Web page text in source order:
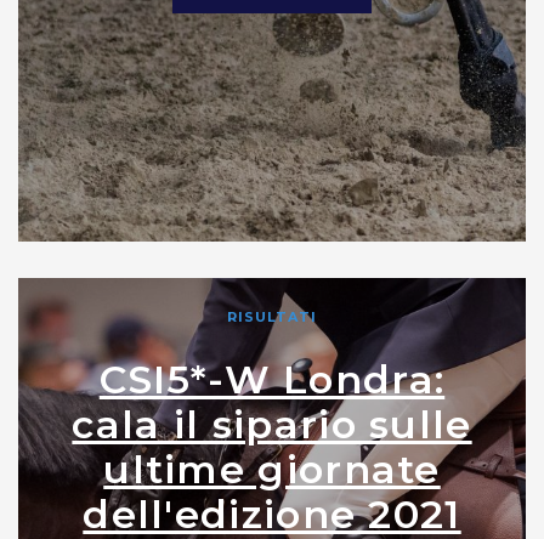
RISULTATI
CSI5*-W Londra:
cala il sipario sulle
ultime giornate
dell'edizione 2021